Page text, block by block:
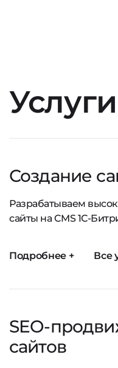
Услуги
Создание
Разрабатываем
сайты на CMS 1С-
Подробнее + Все
SEO-
сайтов